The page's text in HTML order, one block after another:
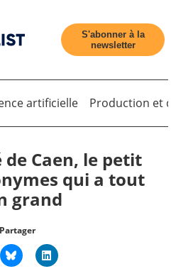
S'abonner à la
newsletter
artificielle Production et
de Caen, le petit
qui a tout
grand
Partager